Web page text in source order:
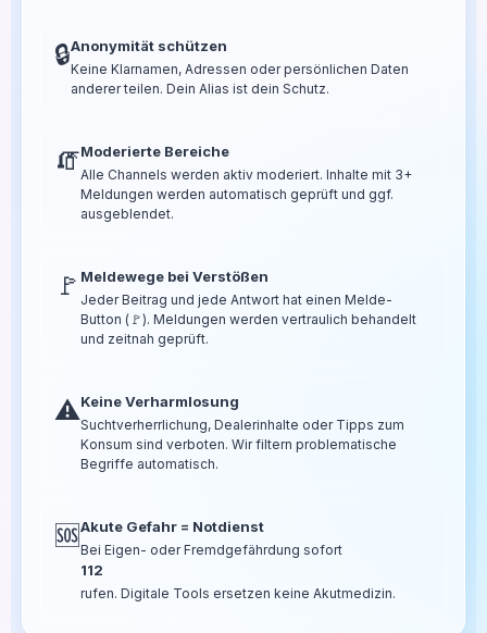
🔒Anonymität schützen
Keine Klarnamen, Adressen oder persönlichen Daten
anderer teilen. Dein Alias ist dein Schutz.
🧯Moderierte Bereiche
Alle Channels werden aktiv moderiert. Inhalte mit 3+
Meldungen werden automatisch geprüft und ggf.
ausgeblendet.
🚩 Meldewege bei Verstößen
Jeder Beitrag und jede Antwort hat einen Melde-
Button (🚩). Meldungen werden vertraulich behandelt
und zeitnah geprüft.
⚠️Keine Verharmlosung
Suchtverherrlichung, Dealerinhalte oder Tipps zum
Konsum sind verboten. Wir filtern problematische
Begriffe automatisch.
🆘Akute Gefahr = Notdienst
Bei Eigen- oder Fremdgefährdung sofort
112
rufen. Digitale Tools ersetzen keine Akutmedizin.